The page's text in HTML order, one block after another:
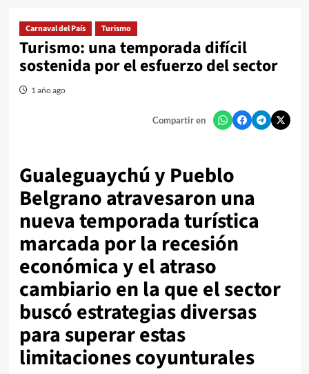
Carnaval del País Turismo
Turismo: una temporada difícil
sostenida por el esfuerzo del sector
1 año ago
Compartir en
Gualeguaychú y Pueblo
Belgrano atravesaron una
nueva temporada turística
marcada por la recesión
económica y el atraso
cambiario en la que el sector
buscó estrategias diversas
para superar estas
limitaciones coyunturales